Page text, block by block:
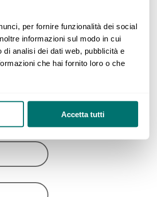
per fornire funzionalità dei social
informazioni sul modo in cui
analisi dei dati web, pubblicità e
che hai fornito loro o che
Accetta tutti